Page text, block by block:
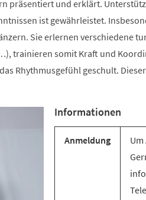
präsentiert und erklärt.
ist gewährleistet.
Sie erlernen verschiedene
trainieren somit Kraft und
Rhythmusgefühl geschult.
Informationen
Anmeldung